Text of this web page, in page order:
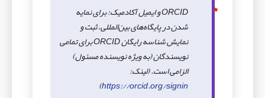
ORCID و ایمیل آکادمیک: برای نمایه
شدن در پایگاه‌های بین‌المللی، ثبت و
نمایش شناسه رایگان ORCID برای تمامی
نویسندگان (به ویژه نویسنده مسئول)
الزامی است. (لینک:
https://orcid.org/signin
)